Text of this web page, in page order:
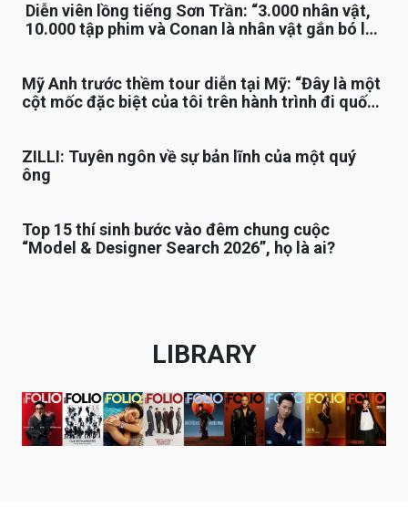
Diễn viên lồng tiếng Sơn Trần: “3.000 nhân vật,
10.000 tập phim và Conan là nhân vật gắn bó lâu
Mỹ Anh trước thềm tour diễn tại Mỹ: “Đây là một
cột mốc đặc biệt của tôi trên hành trình đi quốc
ZILLI: Tuyên ngôn về sự bản lĩnh của một quý
ông
Top 15 thí sinh bước vào đêm chung cuộc
“Model & Designer Search 2026”, họ là ai?
LIBRARY